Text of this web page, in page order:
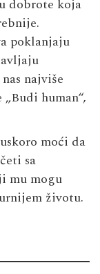
dobrote koja
poklanjaju
najviše
human“,
moći da
sa
mu mogu
životu.